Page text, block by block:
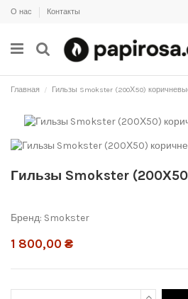
О нас Контакты
Главная Гильзы Smokster (200Х50)
Гильзы Smokster
Бренд: Smokster
1 800,00 ₴